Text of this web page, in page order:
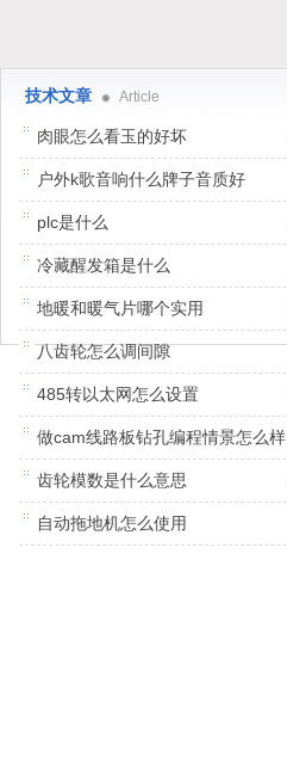
技术文章 Article
肉眼怎么看玉的好坏
户外k歌音响什么牌子音质好
plc是什么
冷藏醒发箱是什么
地暖和暖气片哪个实用
八齿轮怎么调间隙
485转以太网怎么设置
做cam线路板钻孔编程情景怎么样
齿轮模数是什么意思
自动拖地机怎么使用